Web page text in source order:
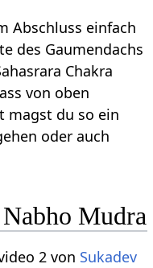
Abschluss einfach
des Gaumendachs
Chakra
von oben
magst du so ein
oder auch
Mudra
2 von Sukadev